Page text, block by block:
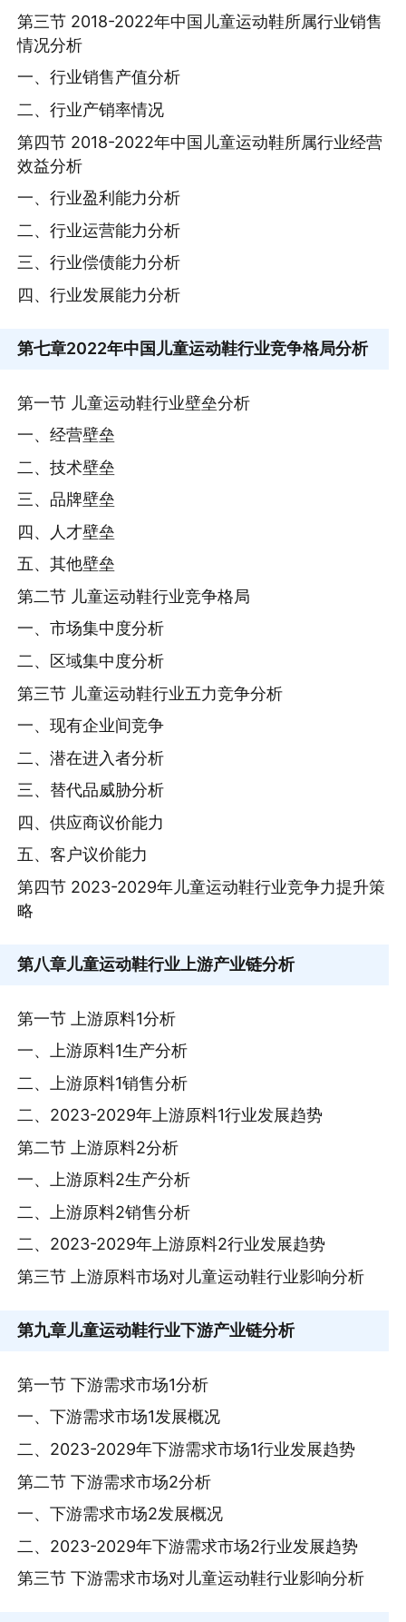
第三节 2018-2022年中国儿童运动鞋所属行业销售
情况分析
一、行业销售产值分析
二、行业产销率情况
第四节 2018-2022年中国儿童运动鞋所属行业经营
效益分析
一、行业盈利能力分析
二、行业运营能力分析
三、行业偿债能力分析
四、行业发展能力分析
第七章2022年中国儿童运动鞋行业竞争格局分析
第一节 儿童运动鞋行业壁垒分析
一、经营壁垒
二、技术壁垒
三、品牌壁垒
四、人才壁垒
五、其他壁垒
第二节 儿童运动鞋行业竞争格局
一、市场集中度分析
二、区域集中度分析
第三节 儿童运动鞋行业五力竞争分析
一、现有企业间竞争
二、潜在进入者分析
三、替代品威胁分析
四、供应商议价能力
五、客户议价能力
第四节 2023-2029年儿童运动鞋行业竞争力提升策
略
第八章儿童运动鞋行业上游产业链分析
第一节 上游原料1分析
一、上游原料1生产分析
二、上游原料1销售分析
二、2023-2029年上游原料1行业发展趋势
第二节 上游原料2分析
一、上游原料2生产分析
二、上游原料2销售分析
二、2023-2029年上游原料2行业发展趋势
第三节 上游原料市场对儿童运动鞋行业影响分析
第九章儿童运动鞋行业下游产业链分析
第一节 下游需求市场1分析
一、下游需求市场1发展概况
二、2023-2029年下游需求市场1行业发展趋势
第二节 下游需求市场2分析
一、下游需求市场2发展概况
二、2023-2029年下游需求市场2行业发展趋势
第三节 下游需求市场对儿童运动鞋行业影响分析